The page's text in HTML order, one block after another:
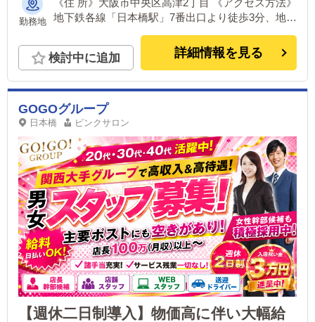
勤務地
《住 所》大阪市中央区高津2丁目 《アクセス方法》
地下鉄各線「日本橋駅」7番出口より徒歩3分、地下
検討中に追加 詳細情報を見る
GOGOグループ
日本橋 ピンクサロン
【週休二日制導入】物価高に伴い大幅給